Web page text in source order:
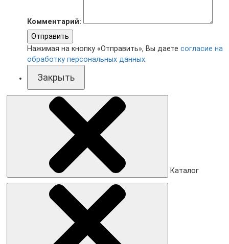
Комментарий:
Отправить
Нажимая на кнопку «Отправить», Вы даете согласие на
обработку персональных данных.
Закрыть
Каталог